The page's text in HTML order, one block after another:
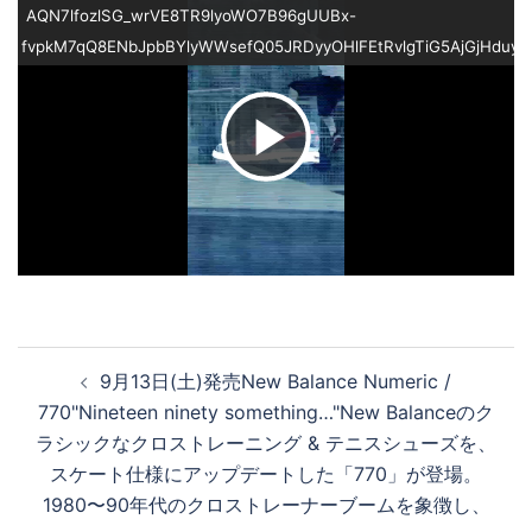
AQN7lfozlSG_wrVE8TR9lyoWO7B96gUUBx-
ビ
デ
を
再
ナ
ビ
ゲ
9月13日(土)発売New Balance Numeric /
770"Nineteen ninety something…"New Balanceのク
ラシックなクロストレーニング & テニスシューズを、
スケート仕様にアップデートした「770」が登場。
1980〜90年代のクロストレーナーブームを象徴し、